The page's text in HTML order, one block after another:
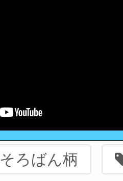
そろばん柄